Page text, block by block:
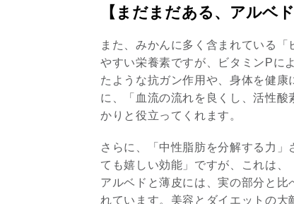
【まだまだある、アルベ
また、みかんに多く含まれている
やすい栄養素ですが、ビタミンPに
たような抗ガン作用や、身体を健
に、「血流の流れを良くし、活性
かりと役立ってくれます。
さらに、「中性脂肪を分解する力
ても嬉しい効能」ですが、これは、
アルベドと薄皮には、実の部分と
れています。美容とダイエットの大